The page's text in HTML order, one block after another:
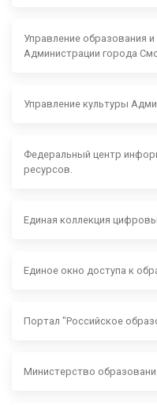
Управление образования
Администрации города
Управление культуры
Федеральный центр
ресурсов.
Единая коллекция
Единое окно доступа к
Портал "Российское
Министерство